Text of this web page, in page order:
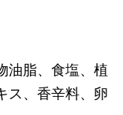
油脂、食塩、植
ス、香辛料、卵